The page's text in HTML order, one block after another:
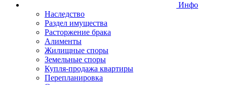
Инфо
Наследство
Раздел имущества
Расторжение брака
Алименты
Жилищные споры
Земельные споры
Купля-продажа квартиры
Перепланировка